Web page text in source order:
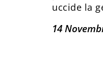
uccide la
14